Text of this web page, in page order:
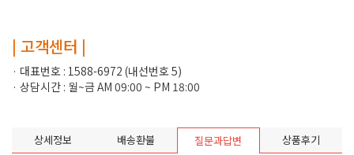
| 고객센터 |
· 대표번호 : 1588-6972 (내선번호 5)
· 상담시간 : 월~금 AM 09:00 ~ PM 18:00
상세정보 배송환불 질문과답변 상품후기